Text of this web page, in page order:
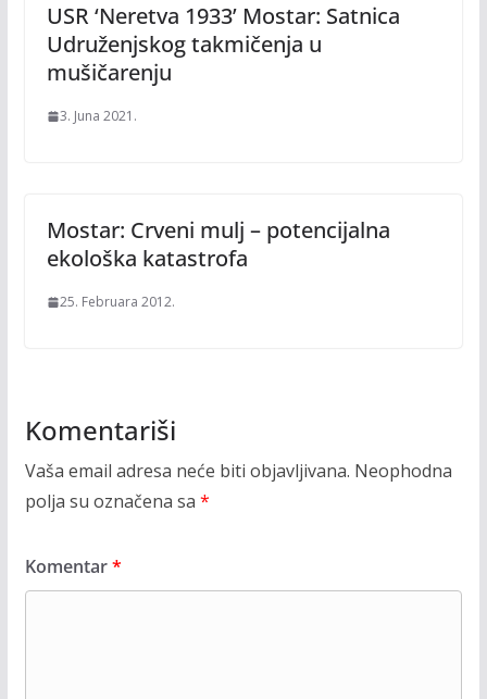
USR ‘Neretva 1933’ Mostar: Satnica
Udruženjskog takmičenja u
mušičarenju
3. Juna 2021.
Mostar: Crveni mulj – potencijalna
ekološka katastrofa
25. Februara 2012.
Komentariši
Vaša email adresa neće biti objavljivana. Neophodna
polja su označena sa *
Komentar*